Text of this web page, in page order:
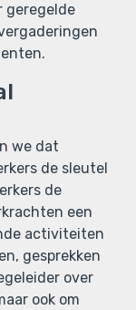
geregelde
we dat
de sleutel
de
een
activiteiten
gesprekken
over
ook om